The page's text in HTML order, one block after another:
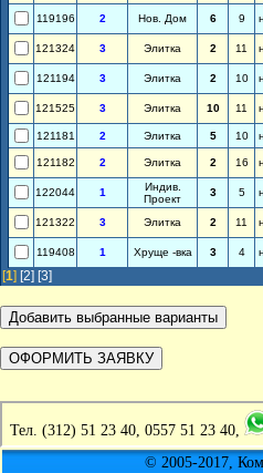
119196 2 Нов. Дом 6 9
121324 3 Элитка 2 11
121194 3 Элитка 2 10
121525 3 Элитка 10 11
121181 2 Элитка 5 10
121182 2 Элитка 2 16
122044 1
Индив.
Проект
3 5
121322 3 Элитка 2 11
119408 1 Хруще -вка 3 4
[1] [2] [3]
Тел. (312) 51 23 40, 0557 51 23 40,
© 2005-2017,